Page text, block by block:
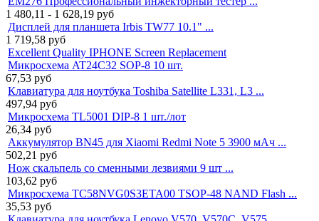
1 480,11 - 1 628,19 руб
Дисплей для планшета Irbis TW77 10.1" ...
1 719,58 руб
Excellent Quality IPHONE Screen Replacement
Микросхема AT24C32 SOP-8 10 шт.
67,53 руб
Клавиатура для ноутбука Toshiba Satellite L331, L3 ...
497,94 руб
Микросхема TL5001 DIP-8 1 шт./лот
26,34 руб
Аккумулятор BN45 для Xiaomi Redmi Note 5 3900 мАч ...
502,21 руб
Нож скальпель со сменными лезвиями 9 шт ...
103,62 руб
Микросхема TC58NVG0S3ETA00 TSOP-48 NAND Flash ...
35,53 руб